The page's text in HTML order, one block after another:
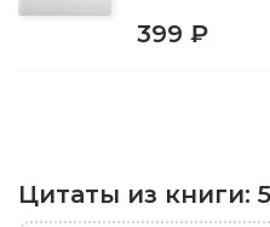
399 ₽
Цитаты из книги: